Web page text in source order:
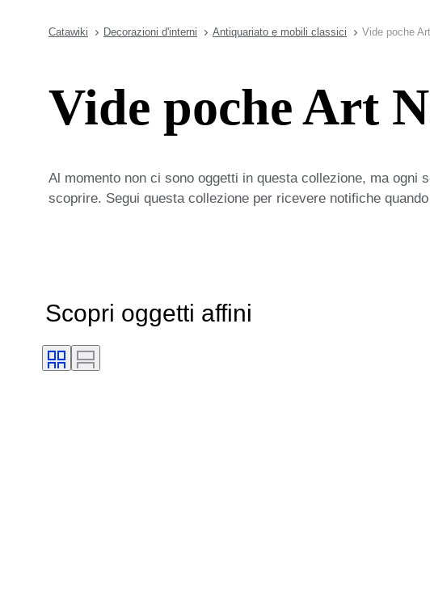
Catawiki Decorazioni d'interni Antiquariato e mobili classici Vide poche
Vide poche Art
Al momento non ci sono oggetti in questa collezione, ma ogni
scoprire. Segui questa collezione per ricevere notifiche
Scopri oggetti affini